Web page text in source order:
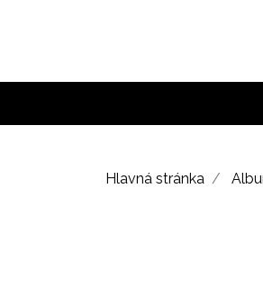
Hlavná stránka